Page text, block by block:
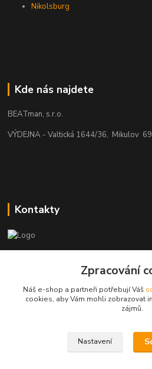
Nikolsburg
Kde nás najdete
BEATman, s.r.o.
VÝDEJNA - Valtická 1644/36, Mikulov
Kontakty
elektro@beatman.cz
Zpracování
Náš e-shop a partneři potřebují Váš
cookies, aby Vám mohli zobrazovat
zájmů.
Nastavení